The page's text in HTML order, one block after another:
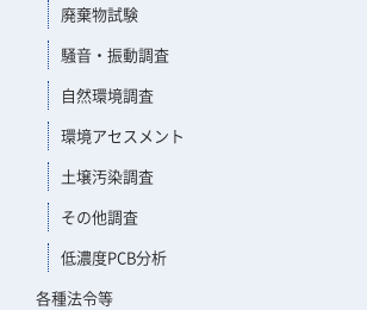
廃棄物試験
騒音・振動調査
自然環境調査
環境アセスメント
土壌汚染調査
その他調査
低濃度PCB分析
各種法令等